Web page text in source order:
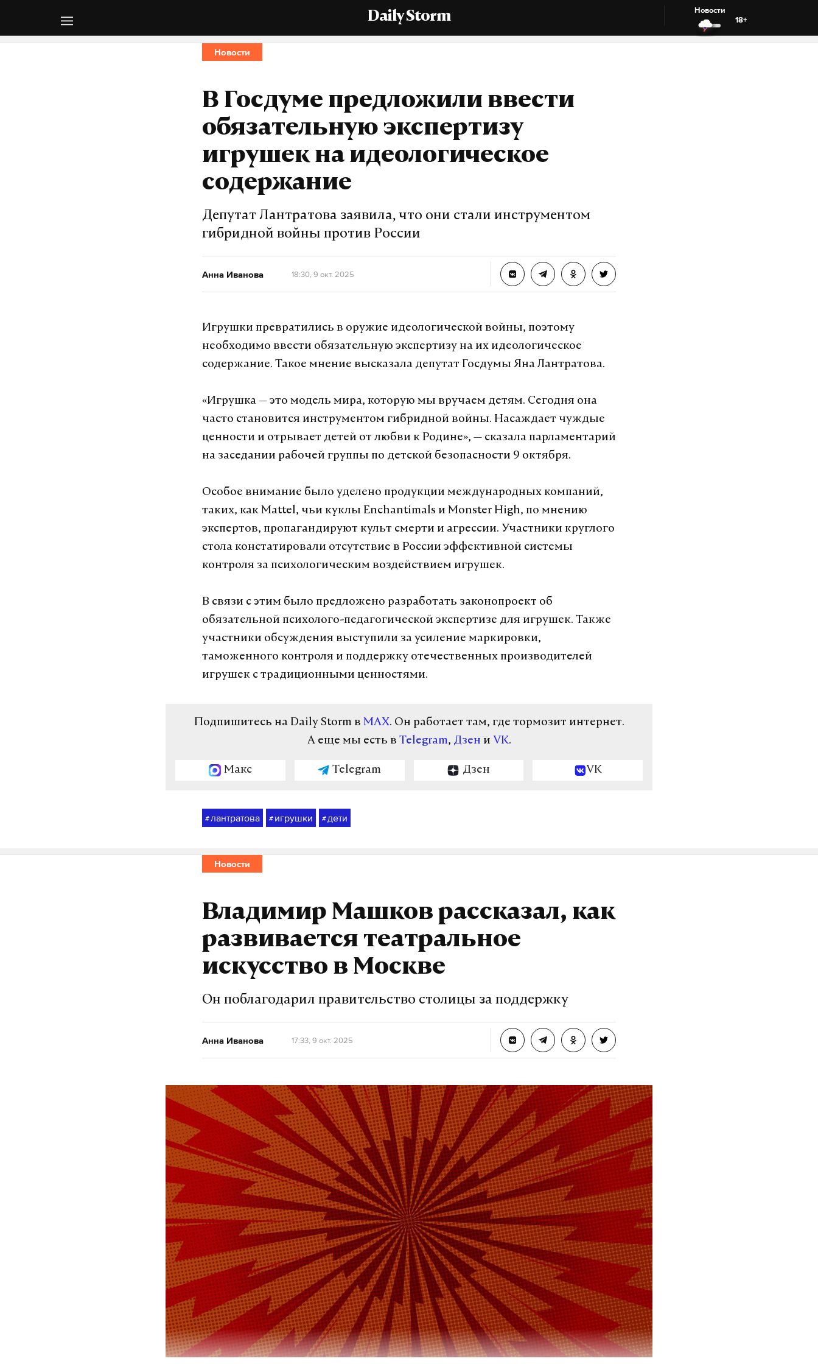
Daily Storm
Новости
18+
Новости
В Госдуме предложили ввести
обязательную экспертизу
игрушек на идеологическое
содержание
Депутат Лантратова заявила, что они стали инструментом
гибридной войны против России
Анна Иванова 18:30, 9 окт. 2025
Игрушки превратились в оружие идеологической войны, поэтому
необходимо ввести обязательную экспертизу на их идеологическое
содержание. Такое мнение высказала депутат Госдумы Яна Лантратова.
«Игрушка — это модель мира, которую мы вручаем детям. Сегодня она
часто становится инструментом гибридной войны. Насаждает чуждые
ценности и отрывает детей от любви к Родине», — сказала парламентарий
на заседании рабочей группы по детской безопасности 9 октября.
Особое внимание было уделено продукции международных компаний,
таких, как Mattel, чьи куклы Enchantimals и Monster High, по мнению
экспертов, пропагандируют культ смерти и агрессии. Участники круглого
стола констатировали отсутствие в России эффективной системы
контроля за психологическим воздействием игрушек.
В связи с этим было предложено разработать законопроект об
обязательной психолого-педагогической экспертизе для игрушек. Также
участники обсуждения выступили за усиление маркировки,
таможенного контроля и поддержку отечественных производителей
игрушек с традиционными ценностями.
Подпишитесь на Daily Storm в MAX. Он работает там, где тормозит интернет.
А еще мы есть в Telegram, Дзен и VK.
Макс Telegram Дзен VK
# лантратова # игрушки # дети
Новости
Владимир Машков рассказал, как
развивается театральное
искусство в Москве
Он поблагодарил правительство столицы за поддержку
Анна Иванова 17:33, 9 окт. 2025